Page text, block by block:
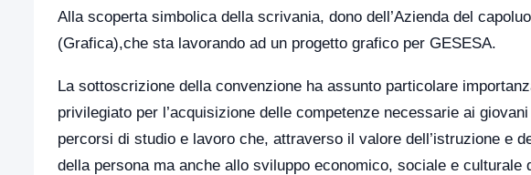
Alla scoperta simbolica della scrivania, dono dell’Azienda del
(Grafica),che sta lavorando ad un progetto grafico per GESESA.
La sottoscrizione della convenzione ha assunto particolare
privilegiato per l’acquisizione delle competenze necessarie ai
percorsi di studio e lavoro che, attraverso il valore dell’istruzione e
della persona ma anche allo sviluppo economico, sociale e culturale